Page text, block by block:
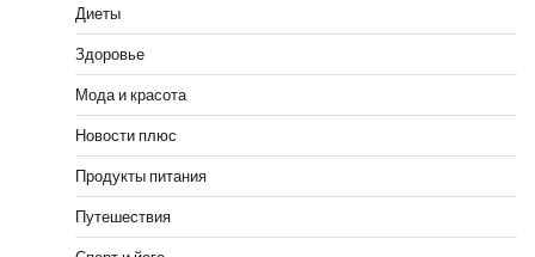
Диеты
Здоровье
Мода и красота
Новости плюс
Продукты питания
Путешествия